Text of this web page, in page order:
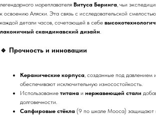
легендарного мореплавателя Витуса Беринга, чьи
к освоению Аляски. Эта связь с исследовательской
каждой детали часов, сочетающей в себе
лаконичный скандинавский дизайн.
🔹 Прочность и инновации
Керамические корпуса, созданные под давлением
обеспечивают исключительную износостойкость.
Использование титана и нержавеющей стали
долговечности.
Сапфировые стёкла (9 по шкале Мооса) защищают